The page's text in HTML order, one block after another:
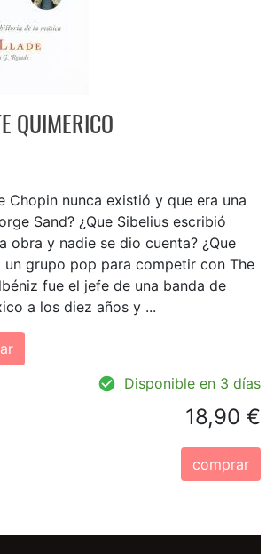
QUIMERICO
Chopin nunca existió y que era una
Sand? ¿Que Sibelius escribió
obra y nadie se dio cuenta? ¿Que
un grupo pop para competir con The
fue el jefe de una banda de
a los diez años y ...
Disponible en 3 días
18,90 €
comprar